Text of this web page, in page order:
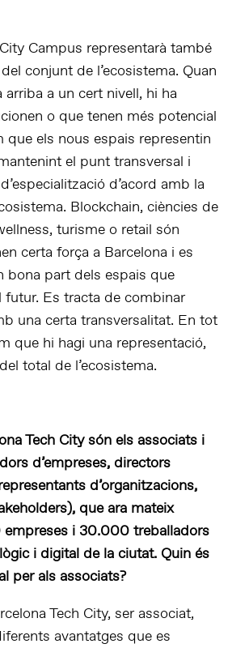
Campus representarà també
conjunt de l’ecosistema. Quan
a un cert nivell, hi ha
o que tenen més potencial
que els nous espais representin
el punt transversal i
d’acord amb la
Blockchain, ciències de
turisme o retail són
certa força a Barcelona i es
bona part dels espais que
futur. Es tracta de combinar
una certa transversalitat. En tot
que hi hagi una representació,
total de l’ecosistema.
Tech City són els associats i
d’empreses, directors
d’organitzacions,
que ara mateix
empreses i 30.000 treballadors
i digital de la ciutat. Quin és
per als associats?
Tech City, ser associat,
avantatges que es